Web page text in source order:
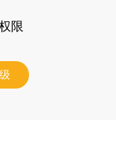
限